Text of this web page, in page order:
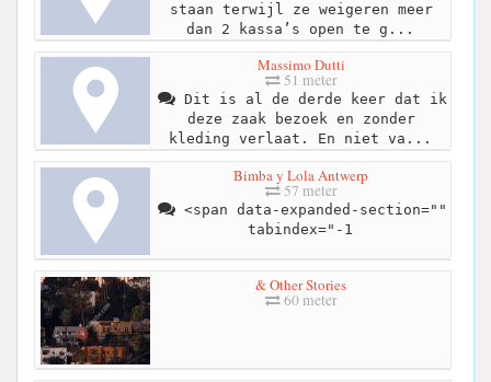
staan terwijl ze weigeren meer
dan 2 kassa’s open te g...
Massimo Dutti
51 meter
Dit is al de derde keer dat ik
deze zaak bezoek en zonder
kleding verlaat. En niet va...
Bimba y Lola Antwerp
57 meter
<span data-expanded-section=""
tabindex="-1
& Other Stories
60 meter